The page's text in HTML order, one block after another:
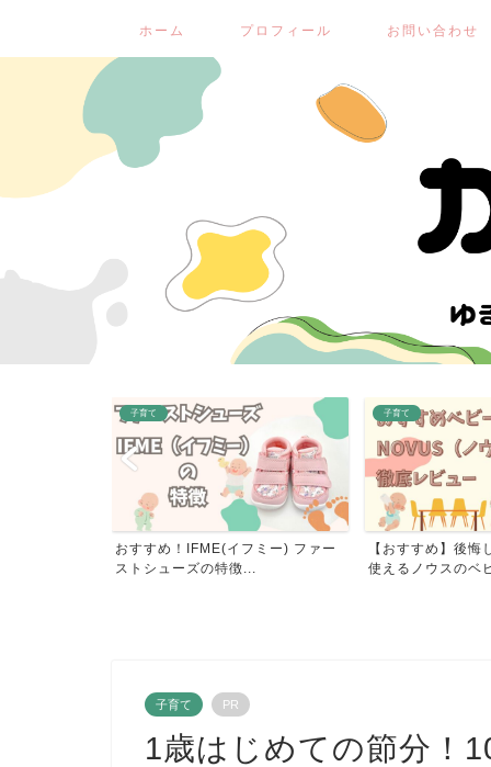
ホーム プロフィール お問い合わせ
子育て
【おすすめ】後悔しない！大人まで
使えるノウスのベビーハイ...
子育て
自宅で100日祝い
で頑張りすぎない
子育て PR
1歳はじめての節分！